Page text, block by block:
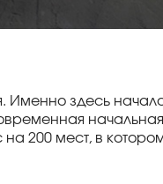
здесь
200 мест, в